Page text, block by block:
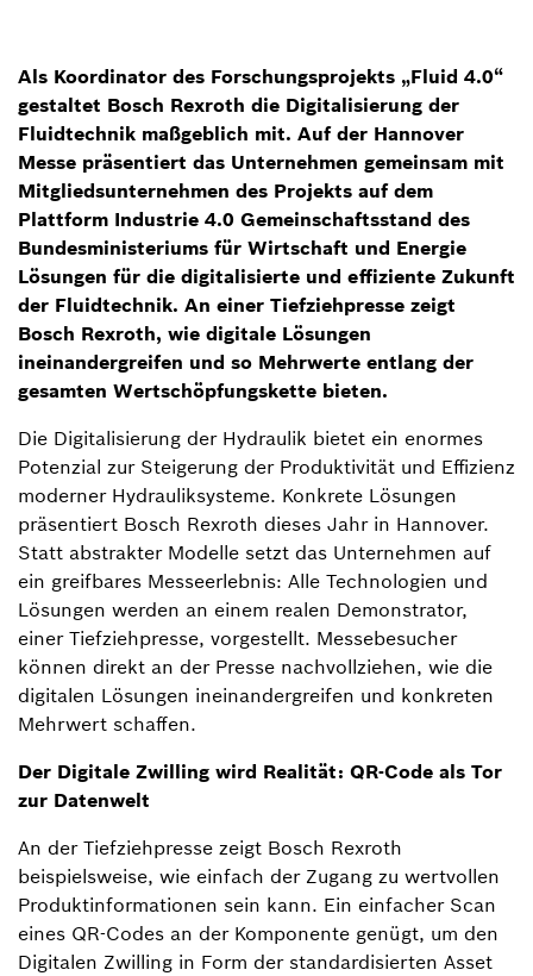
Als Koordinator des Forschungsprojekts „Fluid 4.0“
gestaltet Bosch Rexroth die Digitalisierung der
Fluidtechnik maßgeblich mit. Auf der Hannover
Messe präsentiert das Unternehmen gemeinsam mit
Mitgliedsunternehmen des Projekts auf dem
Plattform Industrie 4.0 Gemeinschaftsstand des
Bundesministeriums für Wirtschaft und Energie
Lösungen für die digitalisierte und effiziente Zukunft
der Fluidtechnik. An einer Tiefziehpresse zeigt
Bosch Rexroth, wie digitale Lösungen
ineinandergreifen und so Mehrwerte entlang der
gesamten Wertschöpfungskette bieten.
Die Digitalisierung der Hydraulik bietet ein enormes
Potenzial zur Steigerung der Produktivität und Effizienz
moderner Hydrauliksysteme. Konkrete Lösungen
präsentiert Bosch Rexroth dieses Jahr in Hannover.
Statt abstrakter Modelle setzt das Unternehmen auf
ein greifbares Messeerlebnis: Alle Technologien und
Lösungen werden an einem realen Demonstrator,
einer Tiefziehpresse, vorgestellt. Messebesucher
können direkt an der Presse nachvollziehen, wie die
digitalen Lösungen ineinandergreifen und konkreten
Mehrwert schaffen.
Der Digitale Zwilling wird Realität: QR-Code als Tor
zur Datenwelt
An der Tiefziehpresse zeigt Bosch Rexroth
beispielsweise, wie einfach der Zugang zu wertvollen
Produktinformationen sein kann. Ein einfacher Scan
eines QR-Codes an der Komponente genügt, um den
Digitalen Zwilling in Form der standardisierten Asset